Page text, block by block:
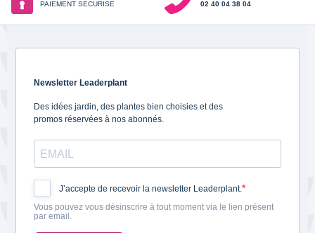
PAIEMENT SECURISE
02 40 04 38 04
Newsletter Leaderplant
Des idées jardin, des plantes bien choisies et des
promos réservées à nos abonnés.
J’accepte de recevoir la newsletter Leaderplant.
Vous pouvez vous désinscrire à tout moment via le lien présent
par email.